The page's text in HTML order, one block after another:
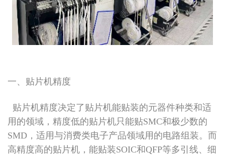
一、贴片机精度
贴片机精度决定了贴片机能贴装的元器件种类和适
用的领域，精度低的贴片机只能贴SMC和极少数的
SMD，适用与消费类电子产品领域用的电路组装。而
高精度高的贴片机，能贴装SOIC和QFP等多引线、细